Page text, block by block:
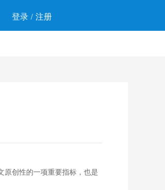
登录 / 注册
原创性的一项重要指标，也是